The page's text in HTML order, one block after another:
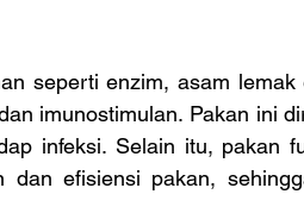
seperti enzim, asam lemak
imunostimulan. Pakan ini
infeksi. Selain itu, pakan
dan efisiensi pakan,